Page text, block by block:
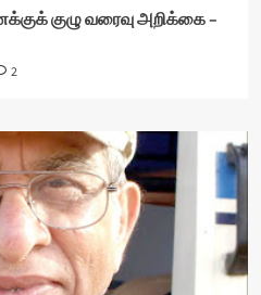
குழு வரைவு அறிக்கை –
2